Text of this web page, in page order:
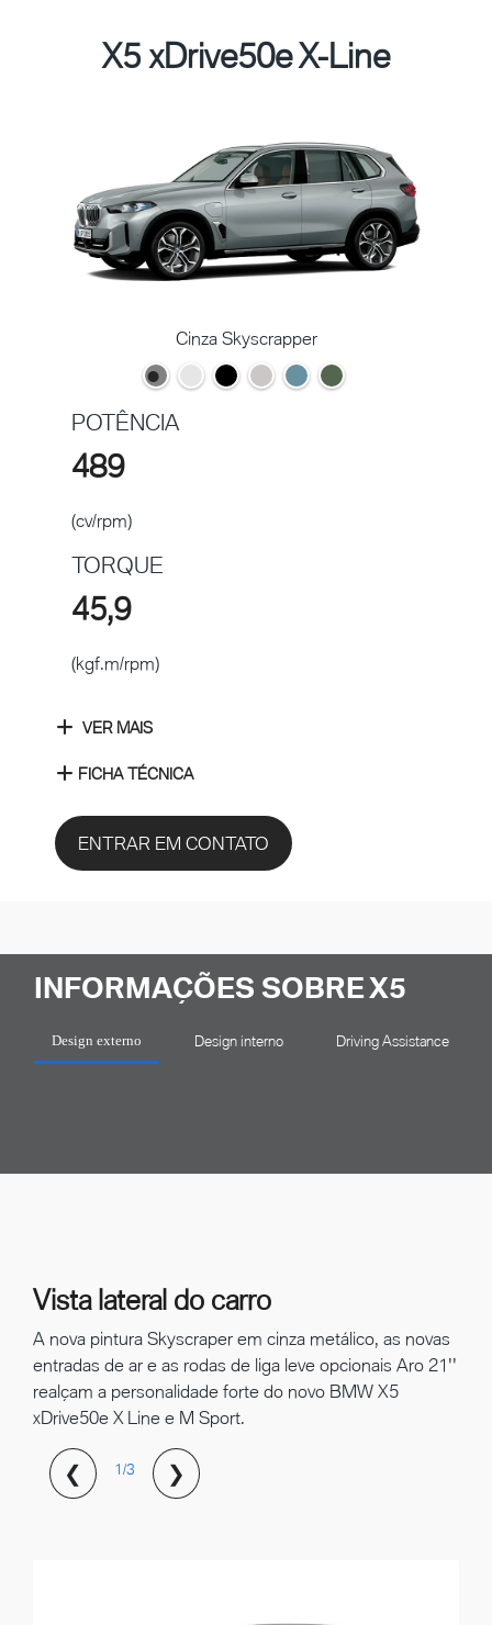
X5 xDrive50e X-Line
Cinza Skyscrapper
POTÊNCIA
489
(cv/rpm)
TORQUE
45,9
(kgf.m/rpm)
VER MAIS
FICHA TÉCNICA
ENTRAR EM CONTATO
INFORMAÇÕES SOBRE X5
Design externo Design interno Driving Assistance
Vista lateral do carro
A nova pintura Skyscraper em cinza metálico, as novas
entradas de ar e as rodas de liga leve opcionais Aro 21''
realçam a personalidade forte do novo BMW X5
xDrive50e X Line e M Sport.
❮ 1/3 ❯